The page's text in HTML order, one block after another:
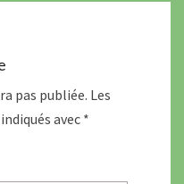
pas publiée. Les
avec *